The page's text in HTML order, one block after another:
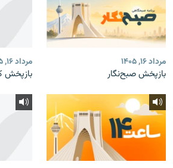
مرداد ۱۶, ۱۴۰۵
بازپخش صبح‌نگار
مرداد ۱۶, ۱۴۰۵
بازپخش